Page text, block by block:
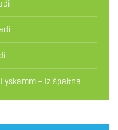
– Iz špaltne